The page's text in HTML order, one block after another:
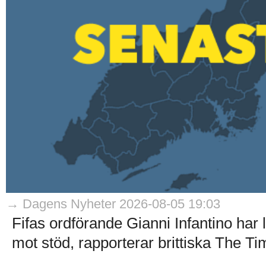
→ Dagens Nyheter 2026-08-05 19:03
Fifas ordförande Gianni Infantino
mot stöd, rapporterar brittiska The